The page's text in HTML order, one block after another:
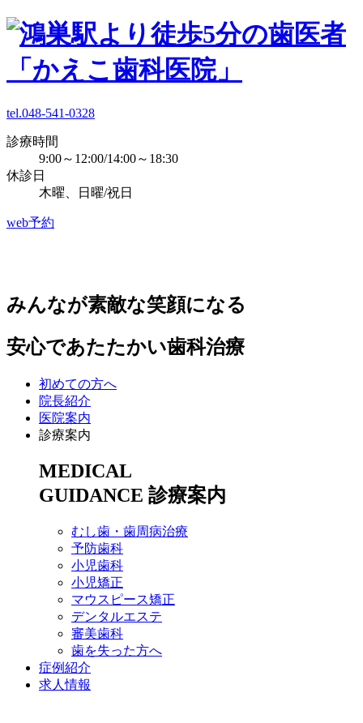
tel.048-541-0328
診療時間
9:00～12:00/14:00～18:30
休診日
木曜、日曜/祝日
web予約
みんなが素敵な笑顔になる
安心であたたかい歯科治療
初めての方へ
院長紹介
医院案内
診療案内
MEDICAL
GUIDANCE 診療案内
むし歯・歯周病治療
予防歯科
小児歯科
小児矯正
マウスピース矯正
デンタルエステ
審美歯科
歯を失った方へ
症例紹介
求人情報